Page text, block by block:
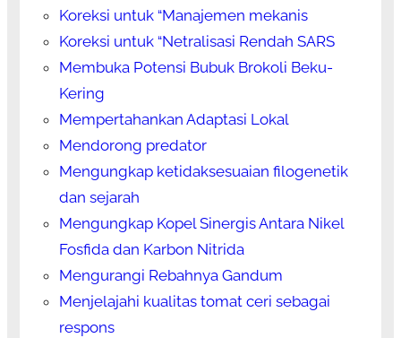
Koreksi untuk “Manajemen mekanis
Koreksi untuk “Netralisasi Rendah SARS
Membuka Potensi Bubuk Brokoli Beku-
Kering
Mempertahankan Adaptasi Lokal
Mendorong predator
Mengungkap ketidaksesuaian filogenetik
dan sejarah
Mengungkap Kopel Sinergis Antara Nikel
Fosfida dan Karbon Nitrida
Mengurangi Rebahnya Gandum
Menjelajahi kualitas tomat ceri sebagai
respons